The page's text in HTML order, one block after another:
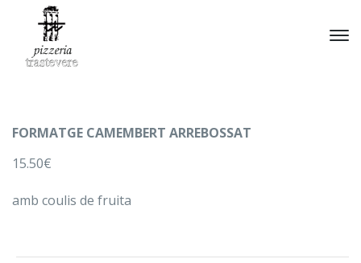
FORMATGE CAMEMBERT ARREBOSSAT
15.50€
amb coulis de fruita